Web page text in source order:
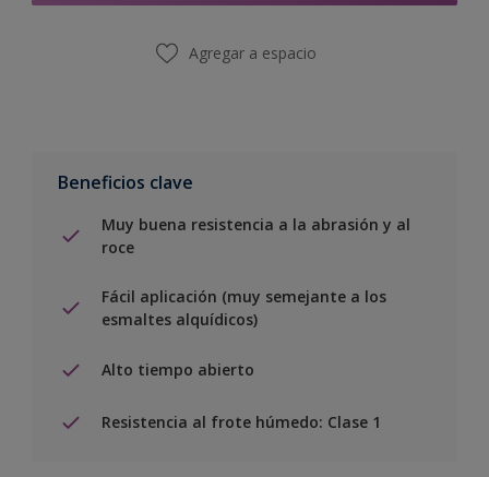
Agregar a espacio
Beneficios clave
Muy buena resistencia a la abrasión y al
roce
Fácil aplicación (muy semejante a los
esmaltes alquídicos)
Alto tiempo abierto
Resistencia al frote húmedo: Clase 1